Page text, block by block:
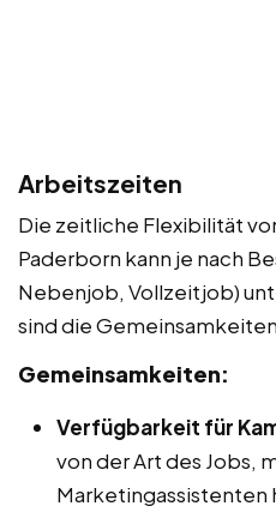
Arbeitszeiten
Die zeitliche Flexibilität
Paderborn kann je nach
Nebenjob, Vollzeitjob)
sind die
Gemeinsamkeiten:
Verfügbarkeit für
von der Art des Jobs,
Marketingassistenten